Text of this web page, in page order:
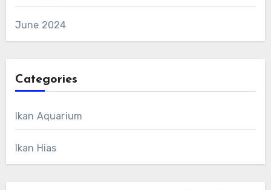
June 2024
Categories
Ikan Aquarium
Ikan Hias